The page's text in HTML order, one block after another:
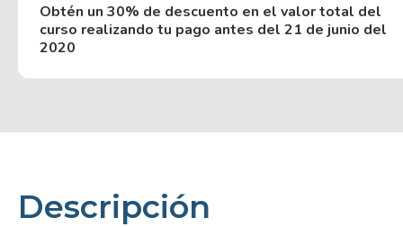
Obtén un 30% de descuento en el valor total del
curso realizando tu pago antes del 21 de junio del
2020
Descripción